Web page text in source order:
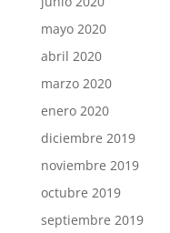
mayo 2020
abril 2020
marzo 2020
enero 2020
diciembre 2019
noviembre 2019
octubre 2019
septiembre 2019